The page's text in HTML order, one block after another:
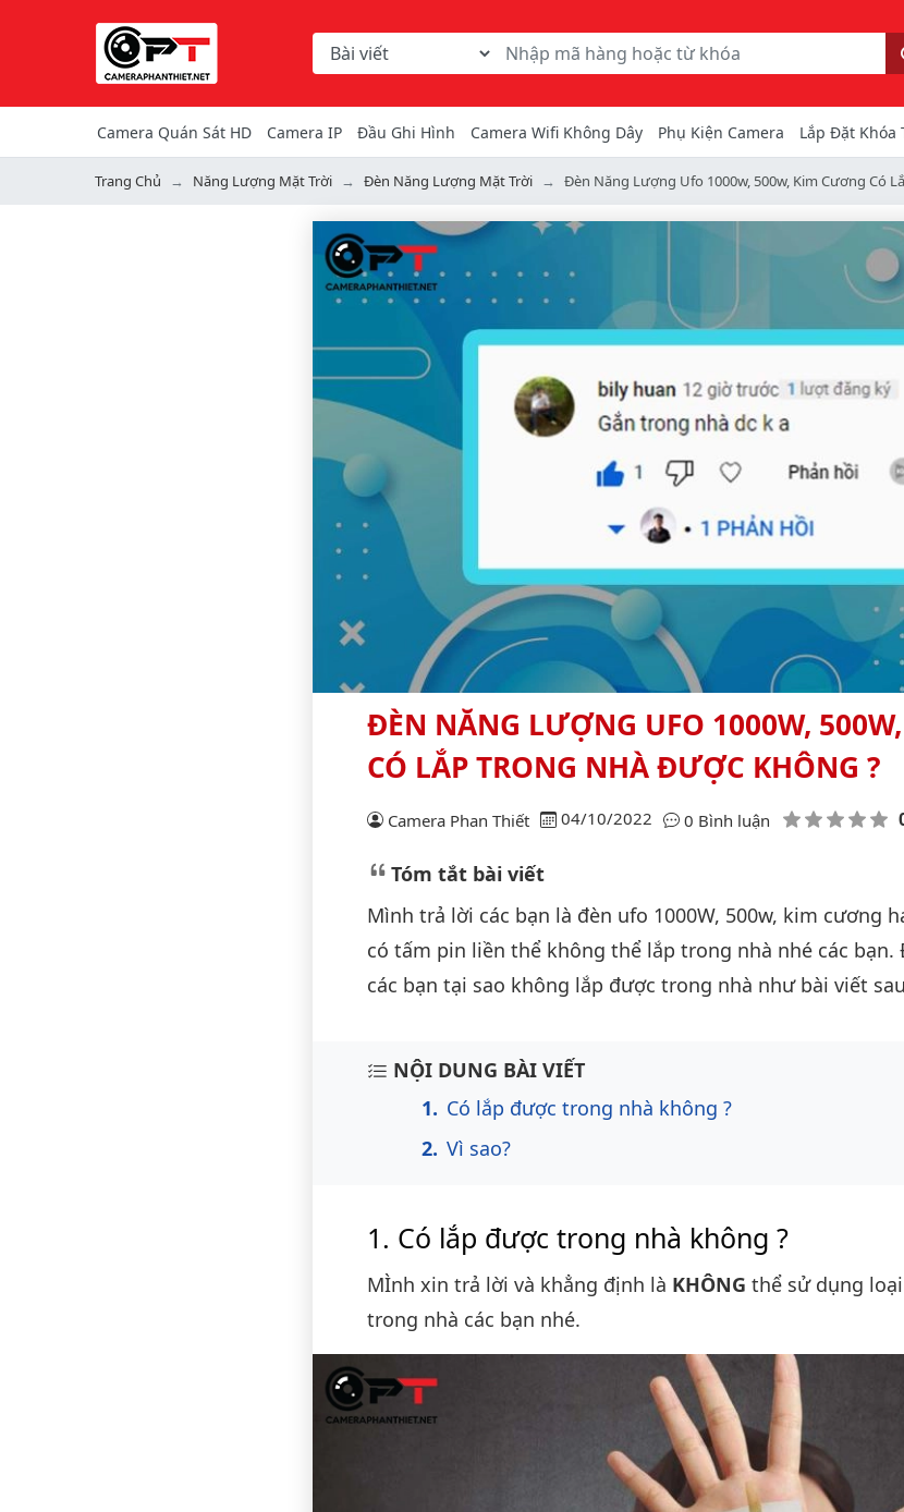
Chọn danh mục tìm kiếm
Từ khóa hoặc mã hàng
Camera Quán Sát HD Camera IP Đầu Ghi Hình Camera Wifi Không Dây Phụ Kiện Camera Lắp Đặt Khóa
Trang Chủ Năng Lượng Mặt Trời Đèn Năng Lượng Mặt Trời Đèn Năng Lượng Ufo 1000w, 500w, Kim Cương Có
ĐÈN NĂNG LƯỢNG UFO 1000W,
CÓ LẮP TRONG NHÀ ĐƯỢC KHÔNG ?
Camera Phan Thiết 04/10/2022 0 Bình luận Điểm đánh giá
Tóm tắt bài viết
Mình trả lời các bạn là đèn ufo 1000W, 500w, kim cương
có tấm pin liền thể không thể lắp trong nhà nhé các
các bạn tại sao không lắp được trong nhà như bài viết
Nội dung bài viết
NỘI DUNG BÀI VIẾT
Có lắp được trong nhà không ?
Vì sao?
Có lắp được trong nhà không ?
MÌnh xin trả lời và khẳng định là KHÔNG thể sử dụng
trong nhà các bạn nhé.